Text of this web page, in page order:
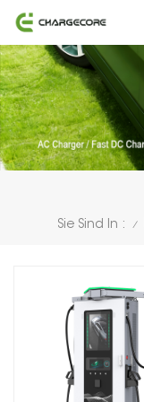
Sie Sind In : /